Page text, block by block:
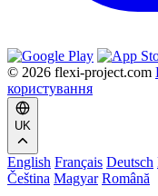
© 2026 flexi-project.com
користування
UK
English Français Deutsch
Čeština Magyar Română